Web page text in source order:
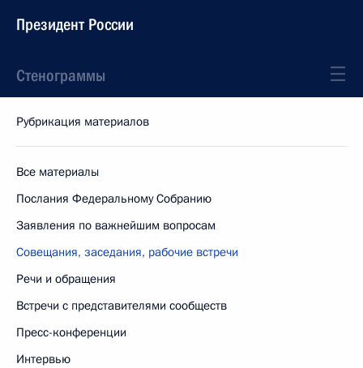
Президент России
Стенограммы
Рубрикация материалов
Все материалы
Послания Федеральному Собранию
Заявления по важнейшим вопросам
Совещания, заседания, рабочие встречи
Речи и обращения
Встречи с представителями сообществ
Пресс-конференции
Интервью